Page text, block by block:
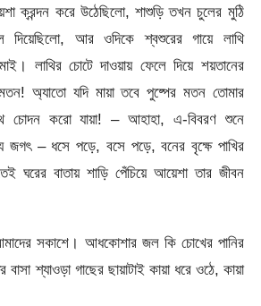
ক্রন্দন করে উঠেছিলো, শাশুড়ি তখন চুলের মুঠি
দিয়েছিলো, আর ওদিকে শ্বশুরের গায়ে লাথি
লাথির চোটে দাওয়ায় ফেলে দিয়ে শয়তানের
অ্যাতো যদি মায়া তবে পুষ্পের মতন তোমার
চোদন করো যায়া! – আহাহা, এ-বিবরণ শুনে
জগৎ – ধসে পড়ে, বসে পড়ে, বনের বৃক্ষে পাখির
ঘরের বাতায় শাড়ি পেঁচিয়ে আয়েশা তার জীবন
সকাশে। আধকোশার জল কি চোখের পানির
শ্যাওড়া গাছের ছায়াটাই কায়া ধরে ওঠে, কায়া